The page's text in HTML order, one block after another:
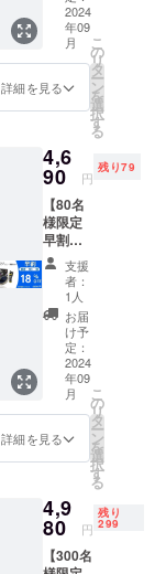
になり
ます。
※ご注文
状況、
使用部
造工程
上の都
より出
荷時期
が遅れ
る場合
があり
ます。
皆様の
支援に
より量
産効率
が向上
した場
合、正
規販売
より下
がる可
能性も
ござい
セット
内容 ・
高級
ムート
ンミッ
ト（全
27.5×19
ｃｍ羊
毛3ｃ
ｍ）×1
・中性
シャン
プー
（ハ
ニー）
300ｍ
ｌ ×1
・品質
証明書
（ムー
トン
ミッ
ト）
×1 ・ブ
※リター
ンはす
税・送
2024
年09
月
詳細を見る
こ
の
リ
タ
ー
ン
を
選
択
す
る
4,6
90 円
残り79
【80名
様限定
早割
18％OF
F】 一
般販売
予定価
格：
5,720円
セット
内容 ・
高級
ムート
ンミッ
ト（全
27.5×19
ｃｍ羊
毛3ｃ
ｍ）×1
・中性
支援
者：
1人
お届
け予
定：
2024
年09
月
詳細を見る
こ
の
リ
タ
ー
ン
を
選
択
す
る
4,9
80 円
残り
299
【300名